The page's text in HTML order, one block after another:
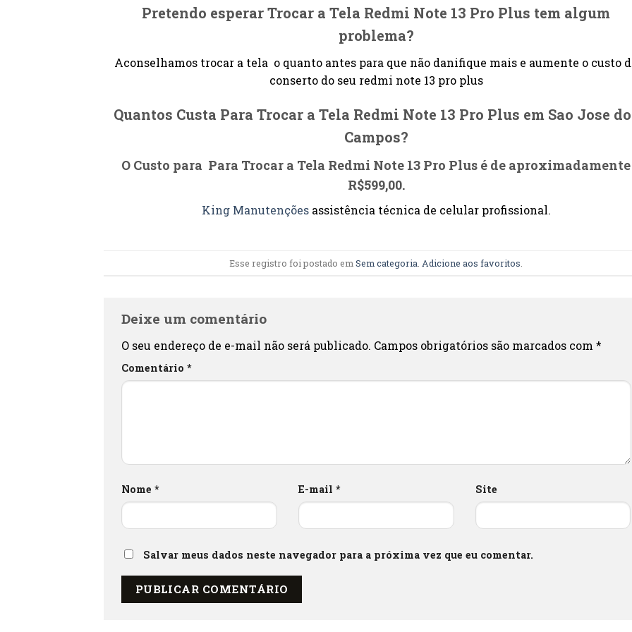
Pretendo esperar Trocar a Tela Redmi Note 13 Pro Plus tem algum
problema?
Aconselhamos trocar a tela o quanto antes para que não danifique mais e aumente o custo
conserto do seu redmi note 13 pro plus
Quantos Custa Para Trocar a Tela Redmi Note 13 Pro Plus em Sao Jose
Campos?
O Custo para Para Trocar a Tela Redmi Note 13 Pro Plus é de aproximadamente
R$599,00.
King Manutençõesassistência técnica de celular profissional.
Esse registro foi postado emSem categoria Adicione aos favoritos
Deixe um comentário
O seu endereço de e-mail não será publicado. Campos obrigatórios são marcados com *
Comentário *
Nome * E-mail * Site
Salvar meus dados neste navegador para a próxima vez que eu comentar.